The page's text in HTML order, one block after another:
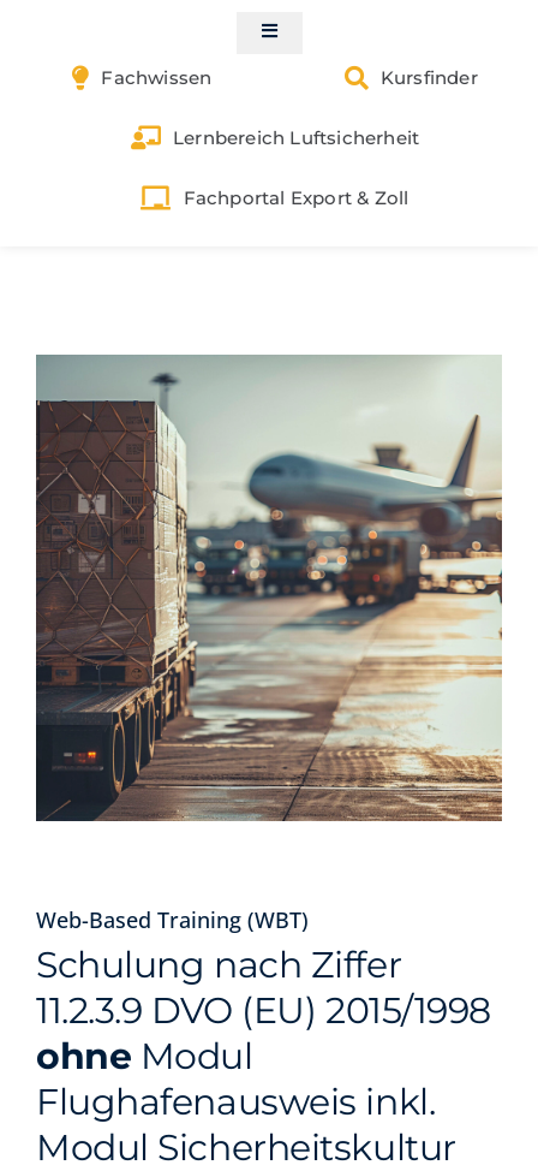
Toggle
Navigation
Zoll & Außenwirtschaft
Exportkontrolle
Buchungen | Shop
Fachwissen Kursfinder
Lernbereich Luftsicherheit
Fachportal Export & Zoll
Web-Based Training (WBT)
Schulung nach Ziffer
11.2.3.9 DVO (EU) 2015/1998
ohne Modul
Flughafenausweis inkl.
Modul Sicherheitskultur